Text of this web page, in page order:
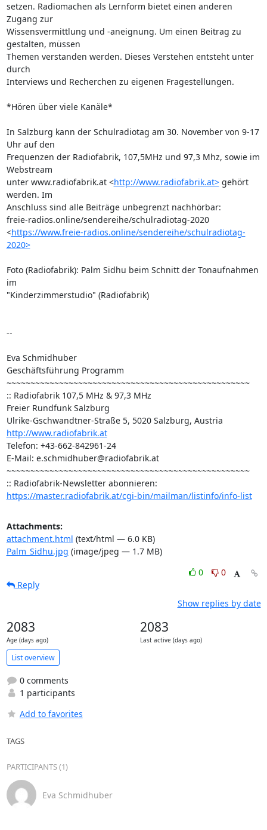
setzen. Radiomachen als Lernform bietet einen anderen
Zugang zur
Wissensvermittlung und -aneignung. Um einen Beitrag zu
gestalten, müssen
Themen verstanden werden. Dieses Verstehen entsteht unter
durch
Interviews und Recherchen zu eigenen Fragestellungen.
*Hören über viele Kanäle*
In Salzburg kann der Schulradiotag am 30. November von 9-17
Uhr auf den
Frequenzen der Radiofabrik, 107,5MHz und 97,3 Mhz, sowie im
Webstream
unter www.radiofabrik.at <http://www.radiofabrik.at> gehört
werden. Im
Anschluss sind alle Beiträge unbegrenzt nachhörbar:
freie-radios.online/sendereihe/schulradiotag-2020
<https://www.freie-radios.online/sendereihe/schulradiotag-
2020>
Foto (Radiofabrik): Palm Sidhu beim Schnitt der Tonaufnahmen
im
"Kinderzimmerstudio" (Radiofabrik)
--
Eva Schmidhuber
Geschäftsführung Programm
~~~~~~~~~~~~~~~~~~~~~~~~~~~~~~~~~~~~~~~~~~~~~~~~~~~
:: Radiofabrik 107,5 MHz & 97,3 MHz
Freier Rundfunk Salzburg
http://www.radiofabrik.at
Telefon: +43-662-842961-24
E-Mail: e.schmidhuber@radiofabrik.at
~~~~~~~~~~~~~~~~~~~~~~~~~~~~~~~~~~~~~~~~~~~~~~~~~~~
https://master.radiofabrik.at/cgi-bin/mailman/listinfo/info-list
Attachments:
attachment.html (text/html — 6.0 KB)
Palm_Sidhu.jpg (image/jpeg — 1.7 MB)
0
0
Reply
Show replies by date
2083
Age (days ago)
2083
Last active (days ago)
List overview
0 comments
1 participants
Add to favorites
TAGS
PARTICIPANTS (1)
Eva Schmidhuber